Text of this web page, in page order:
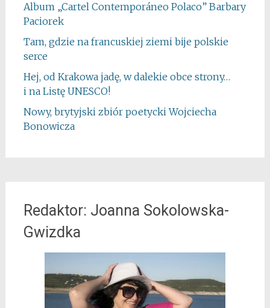
Album „Cartel Contemporáneo Polaco” Barbary
Paciorek
Tam, gdzie na francuskiej ziemi bije polskie
serce
Hej, od Krakowa jadę, w dalekie obce strony…
i na Listę UNESCO!
Nowy, brytyjski zbiór poetycki Wojciecha
Bonowicza
Redaktor: Joanna Sokolowska-
Gwizdka